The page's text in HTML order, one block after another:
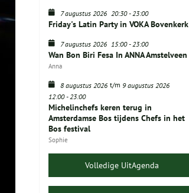
7 augustus 2026 20:30-23:00
Friday's Latin Party in VOKA Bovenkerk
7 augustus 2026 15:00-23:00
Wan Bon Biri Fesa In ANNA Amstelveen
Anna
8 augustus 2026 t/m 9 augustus 2026
12:00-23:00
Michelinchefs keren terug in
Amsterdamse Bos tijdens Chefs in het
Bos festival
Sophie
Volledige UitAgenda